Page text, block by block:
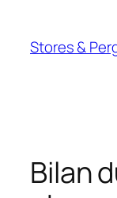
contenu
Stores &
Bilan